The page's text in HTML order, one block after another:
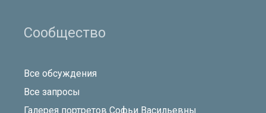
Сообщество
Все обсуждения
Все запросы
Галерея портретов Софьи Васильевны